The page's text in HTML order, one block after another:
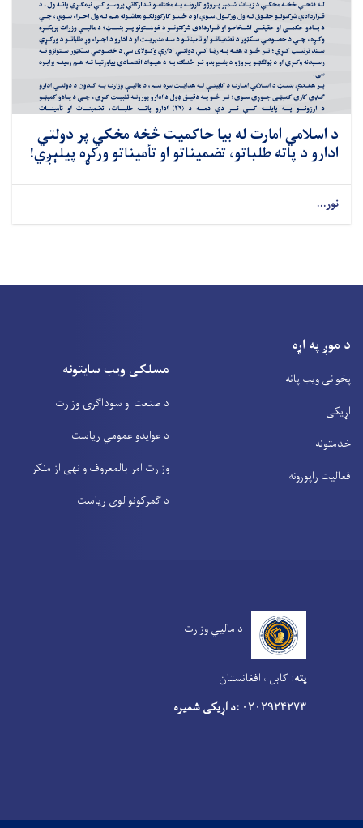
د اسلامي امارت له بیا حاکمیت څخه مخکي پر دولتي
ادارو د پاته طلباتو، تضمیناتو او تأمیناتو ورکړه پیلېږي!
نور...
د موږ په اړه
پخوانی ویب پانه
اړیکی
خدمتونه
فعالیت راپورونه
مسلکی ویب سایتونه
د صنعت او سوداگرۍ وزارت
د عوایدو عمومي ریاست
وزارت امر بالمعروف و نهی از منکر
د گمرکونو لوی ریاست
د مالیي وزارت
پته: کابل ، افغانستان
۰۲۰۲۹۲۴۲۷۳ :د اړیکی شمیره